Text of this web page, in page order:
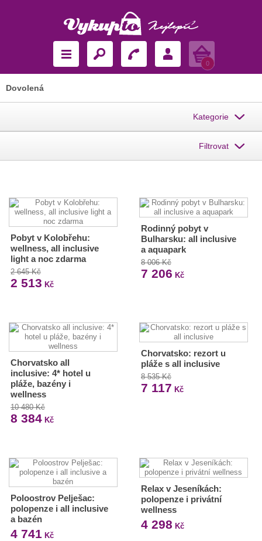
Košík
0
Dovolená
Kategorie
Filtrovat
Pobyt v Kolobřehu:
wellness, all inclusive
light a noc zdarma
2 645 Kč
2 513 Kč
Rodinný pobyt v
Bulharsku: all inclusive
a aquapark
8 006 Kč
7 206 Kč
Chorvatsko all
inclusive: 4* hotel u
pláže, bazény i
wellness
10 480 Kč
8 384 Kč
Chorvatsko: rezort u
pláže s all inclusive
8 535 Kč
7 117 Kč
Poloostrov Pelješac:
polopenze i all inclusive
a bazén
4 741 Kč
Relax v Jeseníkách:
polopenze i privátní
wellness
4 298 Kč